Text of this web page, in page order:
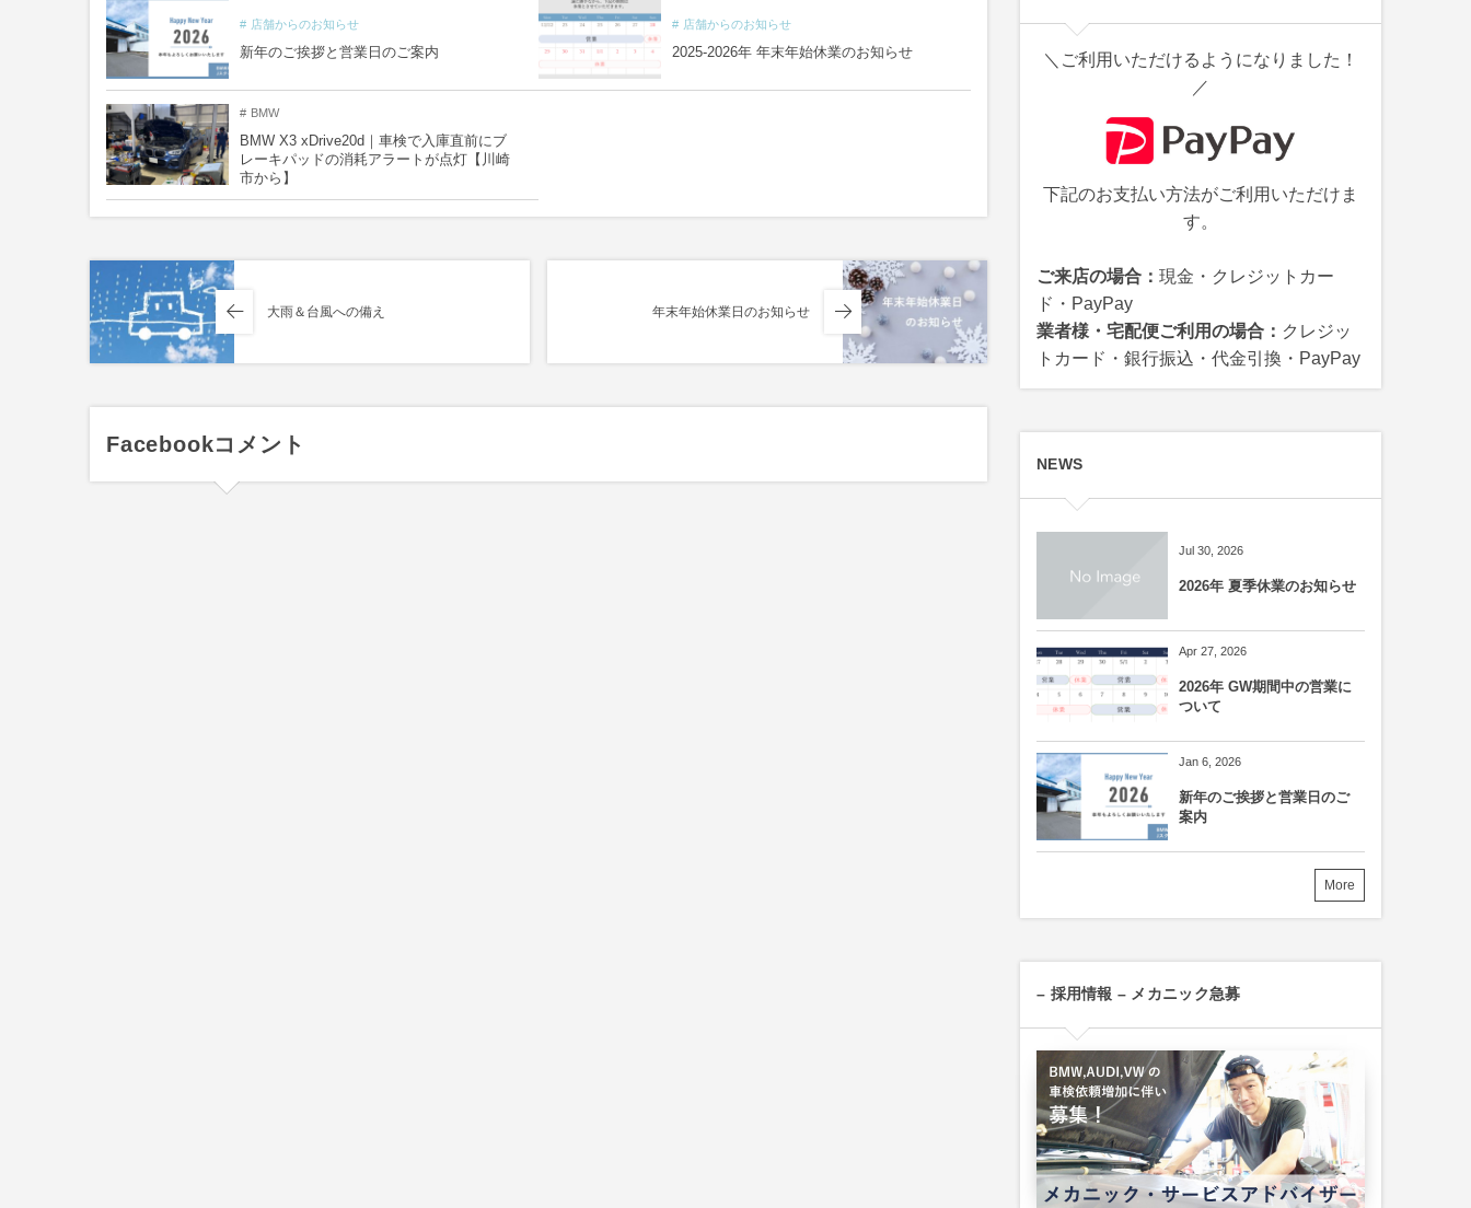
店舗からのお知らせ
新年のご挨拶と営業日のご案内
店舗からのお知らせ
2025-2026年 年末年始休業のお知らせ
BMW
BMW X3 xDrive20d｜車検で入庫直前にブ
レーキパッドの消耗アラートが点灯【川崎
市から】
大雨＆台風への備え 年末年始休業日のお知らせ
Facebookコメント
＼ご利用いただけるようになりました！
／
下記のお支払い方法がご利用いただけま
す。
ご来店の場合： 現金・クレジットカー
ド・PayPay
業者様・宅配便ご利用の場合： クレジッ
トカード・銀行振込・代金引換・PayPay
NEWS
Jul 30, 2026
2026年 夏季休業のお知らせ
Apr 27, 2026
2026年 GW期間中の営業に
ついて
Jan 6, 2026
新年のご挨拶と営業日のご
案内
More
– 採用情報 – メカニック急募